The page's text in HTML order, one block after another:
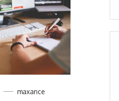
maxance